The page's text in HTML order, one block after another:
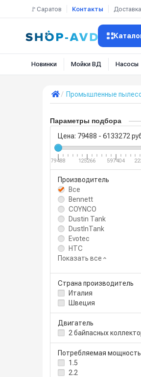
🚩Саратов Контакты Доставка
Новинки Мойки ВД Насосы
Промышленные
Параметры подбора
Цена: 79488 - 6133272
79488 125266 597404
Производитель
Все
Bennett
COYNCO
Dustin Tank
DustInTank
Evotec
HTC
Показать все
Страна производитель
Италия
Швеция
Двигатель
2 байпасных
Потребляемая
1.5
2.2